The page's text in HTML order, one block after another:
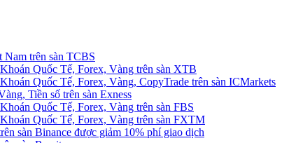
trên sàn TCBS
Quốc Tế, Forex, Vàng trên sàn XTB
Quốc Tế, Forex, Vàng, CopyTrade trên sàn ICMarkets
Tiền số trên sàn Exness
Quốc Tế, Forex, Vàng trên sàn FBS
Quốc Tế, Forex, Vàng trên sàn FXTM
sàn Binance được giảm 10% phí giao dịch